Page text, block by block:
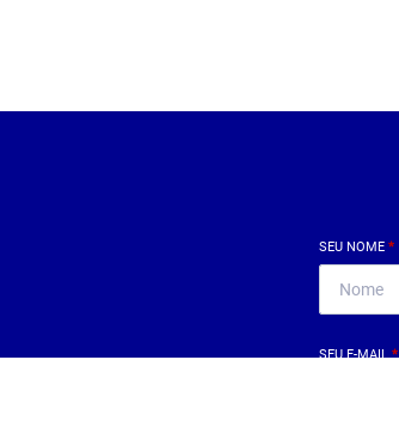
SEU NOME *
SEU E-MAIL*